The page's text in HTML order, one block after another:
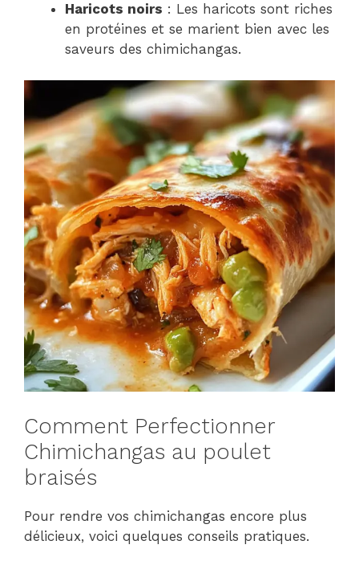
Haricots noirs : Les haricots sont riches
en protéines et se marient bien avec les
saveurs des chimichangas.
Comment Perfectionner
Chimichangas au poulet
braisés
Pour rendre vos chimichangas encore plus
délicieux, voici quelques conseils pratiques.